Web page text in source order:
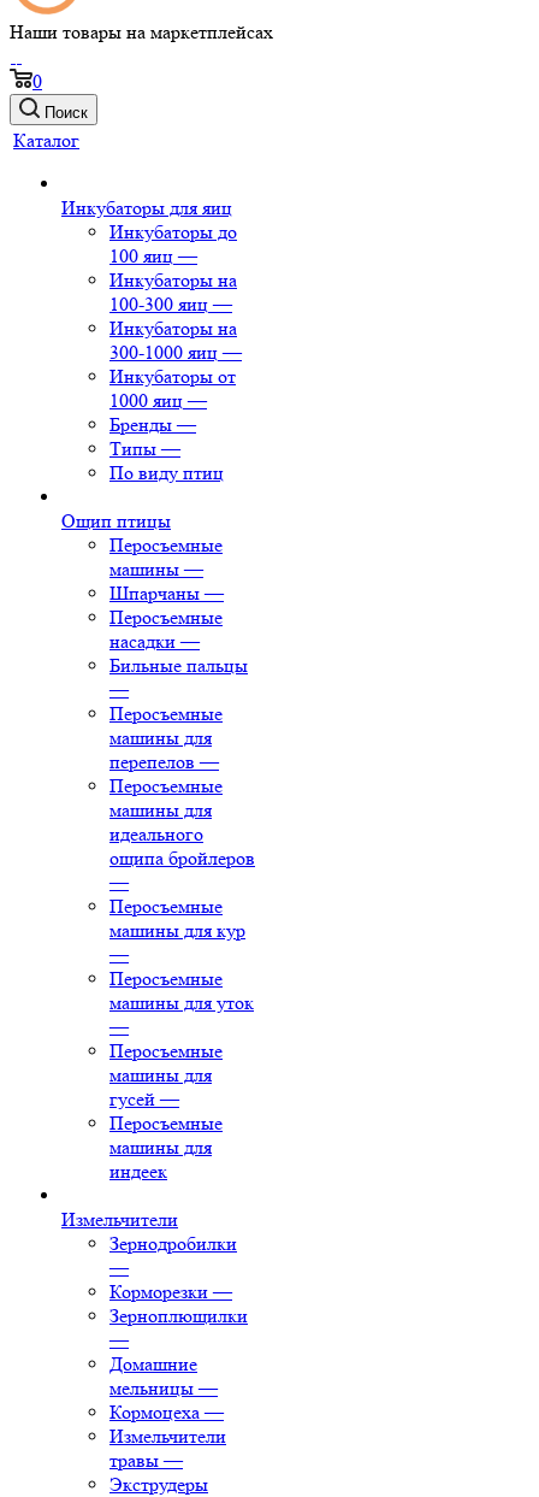
Наши товары на маркетплейсах
0
Поиск
Каталог
Инкубаторы для яиц
Инкубаторы до
100 яиц —
Инкубаторы на
100-300 яиц —
Инкубаторы на
300-1000 яиц —
Инкубаторы от
1000 яиц —
Бренды —
Типы —
По виду птиц
Ощип птицы
Перосъемные
машины —
Шпарчаны —
Перосъемные
насадки —
Бильные пальцы
—
Перосъемные
машины для
перепелов —
Перосъемные
машины для
идеального
ощипа бройлеров
—
Перосъемные
машины для кур
—
Перосъемные
машины для уток
—
Перосъемные
машины для
гусей —
Перосъемные
машины для
индеек
Измельчители
Зернодробилки
—
Корморезки —
Зерноплющилки
—
Домашние
мельницы —
Кормоцеха —
Измельчители
травы —
Экструдеры